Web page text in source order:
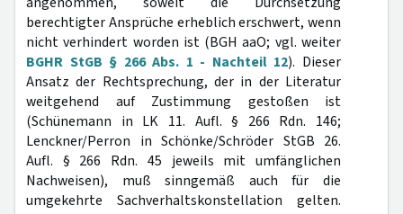
berechtigter Ansprüche erheblich erschwert, wenn
nicht verhindert worden ist (BGH aaO; vgl. weiter
BGHR StGB § 266 Abs. 1 - Nachteil 12). Dieser
Ansatz der Rechtsprechung, der in der Literatur
weitgehend auf Zustimmung gestoßen ist
(Schünemann in LK 11. Aufl. § 266 Rdn. 146;
Lenckner/Perron in Schönke/Schröder StGB 26.
Aufl. § 266 Rdn. 45 jeweils mit umfänglichen
Nachweisen), muß sinngemäß auch für die
umgekehrte Sachverhaltskonstellation gelten.